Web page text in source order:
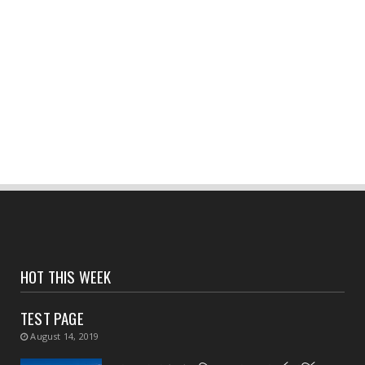
পাঁশকুড়া এক নম্বর গ্রাম পঞ্চায়েতের বোর্ড গঠন করলো
HOT THIS WEEK
TEST PAGE
August 14, 2019